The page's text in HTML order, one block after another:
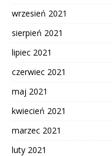
wrzesień 2021
sierpień 2021
lipiec 2021
czerwiec 2021
maj 2021
kwiecień 2021
marzec 2021
luty 2021